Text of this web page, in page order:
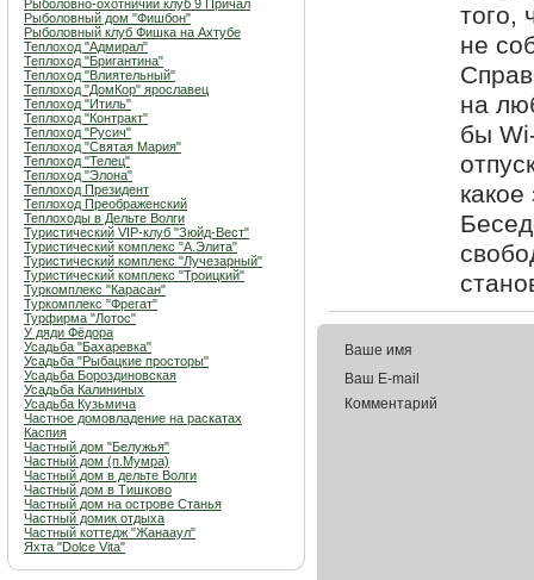
Рыболовно-охотничий клуб 9 Причал
Рыболовный дом "Фишбон"
Рыболовный клуб Фишка на Ахтубе
Теплоход "Адмирал"
Теплоход "Бригантина"
Теплоход "Влиятельный"
Теплоход "ДомКор" ярославец
Теплоход "Итиль"
Теплоход "Контракт"
Теплоход "Русич"
Теплоход "Святая Мария"
Теплоход "Телец"
Теплоход "Элона"
Теплоход Президент
Теплоход Преображенский
Теплоходы в Дельте Волги
Туристический VIP-клуб "Зюйд-Вест"
Туристический комплекс "А.Элита"
Туристический комплекс "Лучезарный"
Туристический комплекс "Троицкий"
Туркомплекс "Карасан"
Туркомплекс "Фрегат"
Турфирма "Лотос"
У дяди Фёдора
Усадьба "Бахаревка"
Усадьба "Рыбацкие просторы"
Усадьба Бороздиновская
Усадьба Калининых
Усадьба Кузьмича
Частное домовладение на раскатах
Каспия
Частный дом "Белужья"
Частный дом (п.Мумра)
Частный дом в дельте Волги
Частный дом в Тишково
Частный дом на острове Станья
Частный домик отдыха
Частный коттедж "Жанааул"
Яхта "Dolce Vita"
того,
не
на
бы
какое
Ваше имя
Ваш E-mail
Комментарий